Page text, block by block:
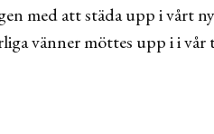
med att städa upp i vårt
vänner möttes upp i i